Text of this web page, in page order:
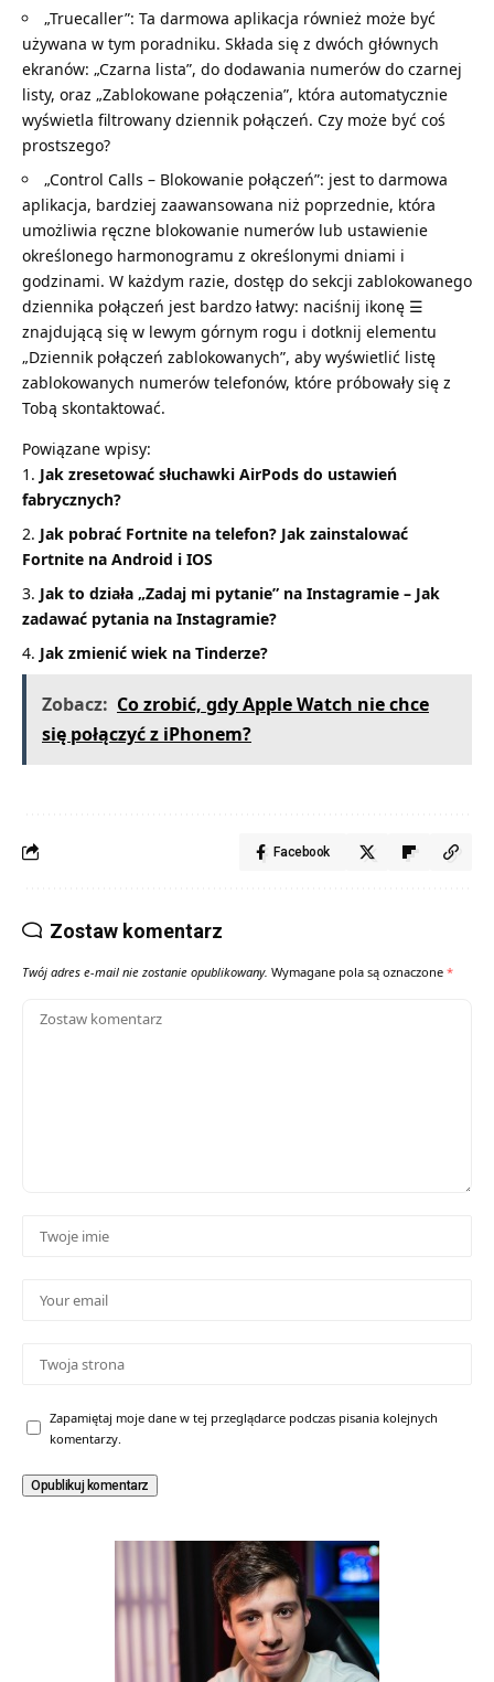
„Truecaller”: Ta darmowa aplikacja również może być
używana w tym poradniku. Składa się z dwóch głównych
ekranów: „Czarna lista”, do dodawania numerów do czarnej
listy, oraz „Zablokowane połączenia”, która automatycznie
wyświetla filtrowany dziennik połączeń. Czy może być coś
prostszego?
„Control Calls – Blokowanie połączeń”: jest to darmowa
aplikacja, bardziej zaawansowana niż poprzednie, która
umożliwia ręczne blokowanie numerów lub ustawienie
określonego harmonogramu z określonymi dniami i
godzinami. W każdym razie, dostęp do sekcji zablokowanego
dziennika połączeń jest bardzo łatwy: naciśnij ikonę ☰
znajdującą się w lewym górnym rogu i dotknij elementu
„Dziennik połączeń zablokowanych”, aby wyświetlić listę
zablokowanych numerów telefonów, które próbowały się z
Tobą skontaktować.
Powiązane wpisy:
Jak zresetować słuchawki AirPods do ustawień
fabrycznych?
Jak pobrać Fortnite na telefon? Jak zainstalować
Fortnite na Android i IOS
Jak to działa „Zadaj mi pytanie” na Instagramie – Jak
zadawać pytania na Instagramie?
Jak zmienić wiek na Tinderze?
Zobacz: Co zrobić, gdy Apple Watch nie chce
się połączyć z iPhonem?
Facebook
Zostaw komentarz
Twój adres e-mail nie zostanie opublikowany. Wymagane pola są oznaczone *
Zapamiętaj moje dane w tej przeglądarce podczas pisania kolejnych
komentarzy.